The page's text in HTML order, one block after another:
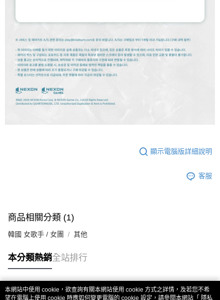
顯示電腦版詳細說明
客服
商品相關分類 (1)
韓國 女歌手 / 女團 其他
本分類熱銷全站排行
熱門標籤
本網站中使用 cookie，欲查詢有關本網站使用 cookie 方式之詳情，及若您不希
望在電腦上使用 cookie 時應如何變更電腦的 cookie 設定，請參閱本網站「 隱私